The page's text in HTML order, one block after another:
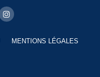
MENTIONS LÉGALES